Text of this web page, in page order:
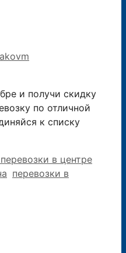
и получи скидку
по отличной
к списку
в центре
перевозки в